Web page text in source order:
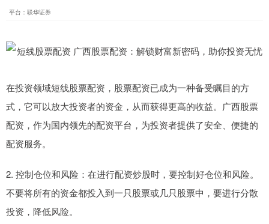
平台：联华证券
在投资领域短线股票配资，股票配资已成为一种备受瞩目的方
式，它可以放大投资者的资金，从而获得更高的收益。广西股票
配资，作为国内领先的配资平台，为投资者提供了安全、便捷的
配资服务。
2. 控制仓位和风险：在进行配资炒股时，要控制好仓位和风险。
不要将所有的资金都投入到一只股票或几只股票中，要进行分散
投资，降低风险。